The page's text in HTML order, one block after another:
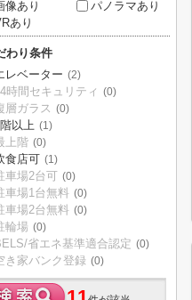
像あり
パノラマあり
あり
わり条件
レベーター (2)
時間セキュリティ (0)
層ガラス (0)
以上 (1)
上階 (0)
食店可 (1)
車場2台可 (0)
車場1台無料 (0)
車場2台無料 (0)
輪場 (0)
省エネ基準適合認定 (0)
き家バンク登録 (0)